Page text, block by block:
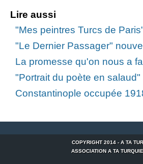
Lire aussi
"Mes peintres Turcs de
"Le Dernier Passager"
La promesse qu'on nous a
"Portrait du poète en
Constantinople occupée
COPYRIGHT 2014 - A TA
ASSOCIATION A TA